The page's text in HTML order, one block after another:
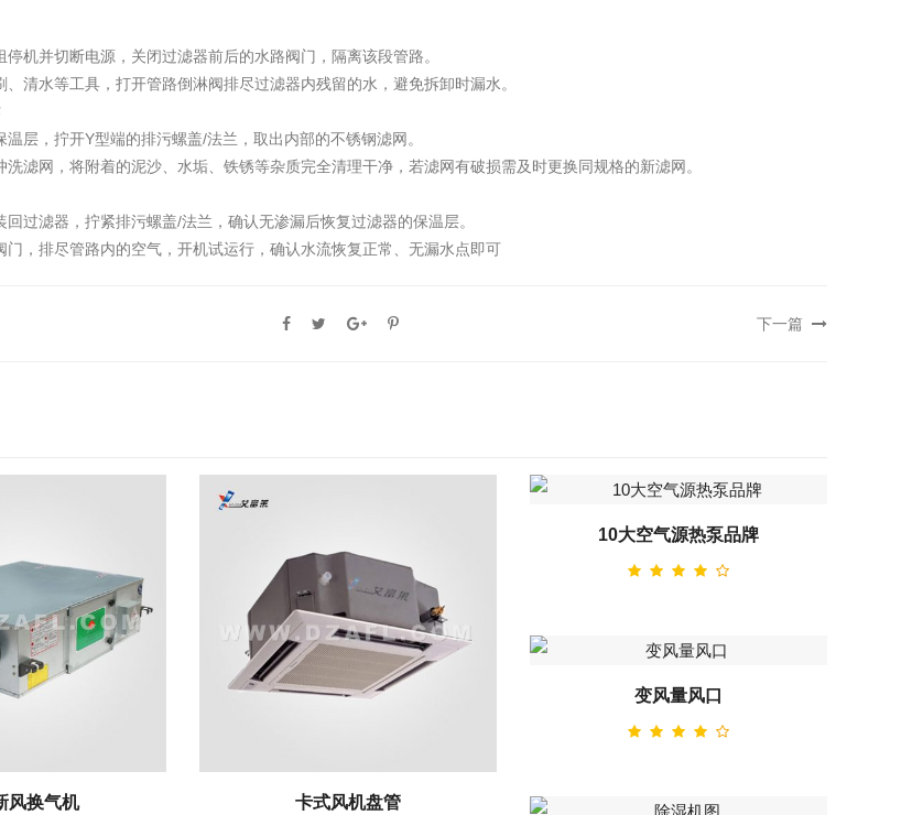
停机并切断电源，关闭过滤器前后的水路阀门，隔离该段管路。
清水等工具，打开管路倒淋阀排尽过滤器内残留的水，避免拆卸时漏水。
层，拧开Y型端的排污螺盖/法兰，取出内部的不锈钢滤网。
洗滤网，将附着的泥沙、水垢、铁锈等杂质完全清理干净，若滤网有破损需及时更换同规格的新滤网。
过滤器，拧紧排污螺盖/法兰，确认无渗漏后恢复过滤器的保温层。
门，排尽管路内的空气，开机试运行，确认水流恢复正常、无漏水点即可
下一篇
风换气机
卡式风机盘管
10大空气源热泵品牌
变风量风口